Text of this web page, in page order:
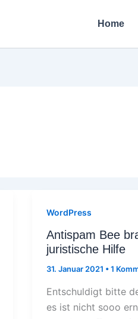
Home
WordPress
Antispam Bee
juristische Hilfe
31. Januar 2021 •1
Entschuldigt bitte
es ist nicht sooo